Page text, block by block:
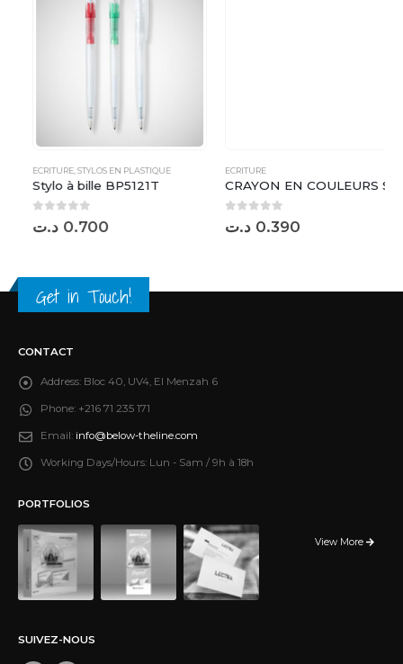
ECRITURE,STYLOS EN PLASTIQUE
Stylo à bille BP5121T
0.700 د.ت
ECRITURE
CRAYON EN COULEURS SN136
0.390 د.ت
Get in Touch!
CONTACT
Address: Bloc 40, UV4, El Menzah 6
Phone: +216 71 235 171
Email: info@below-theline.com
Working Days/Hours: Lun - Sam / 9h à 18h
PORTFOLIOS
View More
SUIVEZ-NOUS